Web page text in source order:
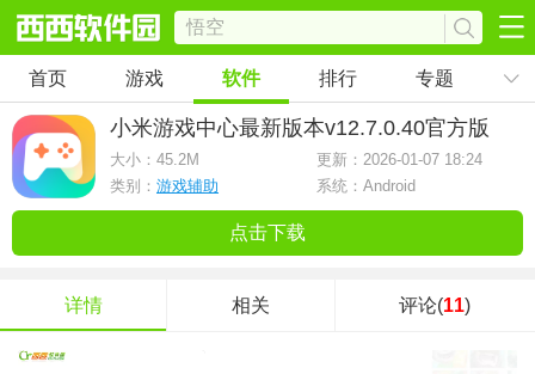
首页 游戏 软件 排行 专题
小米游戏中心最新版本v12.7.0.40官方版
大小： 45.2M
更新：2026-01-07 18:24
类别： 游戏辅助 系统：Android
点击下载
详情 相关 评论(11)